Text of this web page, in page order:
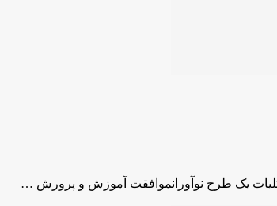
یک طرح نوآورانموافقت آموزش و پرورش …